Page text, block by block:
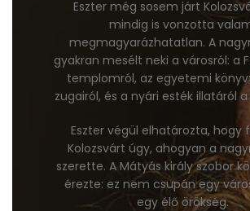
Eszter még sosem járt
mindig is vonzotta
megmagyarázhatatlan. A
gyakran mesélt neki a városról: a
templomról, az egyetemi
zugairól, és a nyári esték illatáról
Eszter végül elhatározta, hogy
Kolozsvárt úgy, ahogyan a
szerette. A Mátyás király szobor
érezte: ez nem csupán egy
egy élő örökség.